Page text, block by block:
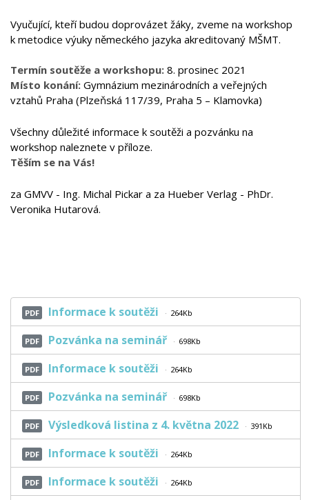
Vyučující, kteří budou doprovázet žáky, zveme na workshop
k metodice výuky německého jazyka akreditovaný MŠMT.
Termín soutěže a workshopu: 8. prosinec 2021
Místo konání: Gymnázium mezinárodních a veřejných
vztahů Praha (Plzeňská 117/39, Praha 5 – Klamovka)
Všechny důležité informace k soutěži a pozvánku na
workshop naleznete v příloze.
Těším se na Vás!
za GMVV - Ing. Michal Pickar a za Hueber Verlag - PhDr.
Veronika Hutarová.
PDF Informace k soutěži 264Kb
PDF Pozvánka na seminář 698Kb
PDF Informace k soutěži 264Kb
PDF Pozvánka na seminář 698Kb
PDF Výsledková listina z 4. května 2022 391Kb
PDF Informace k soutěži 264Kb
PDF Informace k soutěži 264Kb